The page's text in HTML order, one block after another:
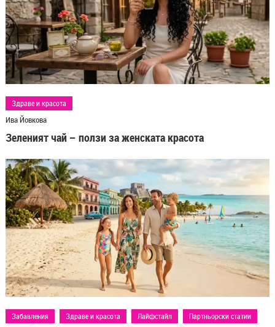
Здраве и красота
Ива Йовкова
Зеленият чай – ползи за женската красота
Забавления Здраве и красота Лайфстайл Партньорски статии